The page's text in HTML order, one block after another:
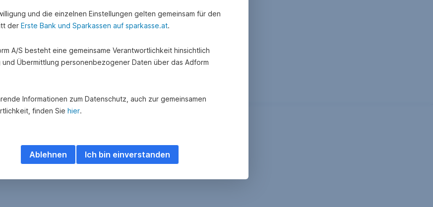
und die einzelnen Einstellungen gelten gemeinsam für den
der Erste Bank und Sparkassen auf sparkasse.at.
A/S besteht eine gemeinsame Verantwortlichkeit hinsichtlich
und Übermittlung personenbezogener Daten über das Adform
Informationen zum Datenschutz, auch zur gemeinsamen
finden Sie hier.
Ich bin einverstanden
Ablehnen